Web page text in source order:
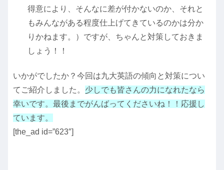
得意により、そんなに差が付かないのか、それと
もみんながある程度仕上げてきているのかは分か
りかねます。）ですが、ちゃんと対策しておきま
しょう！！
いかがでしたか？今回は九大英語の傾向と対策につい
てご紹介しました。 少しでも皆さんの力になれたなら
幸いです。最後までがんばってくださいね！！応援し
ています。
[the_ad id=”623″]